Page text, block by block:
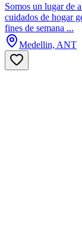
Somos un lugar de
cuidados de hogar
fines de semana ...
Medellin, ANT